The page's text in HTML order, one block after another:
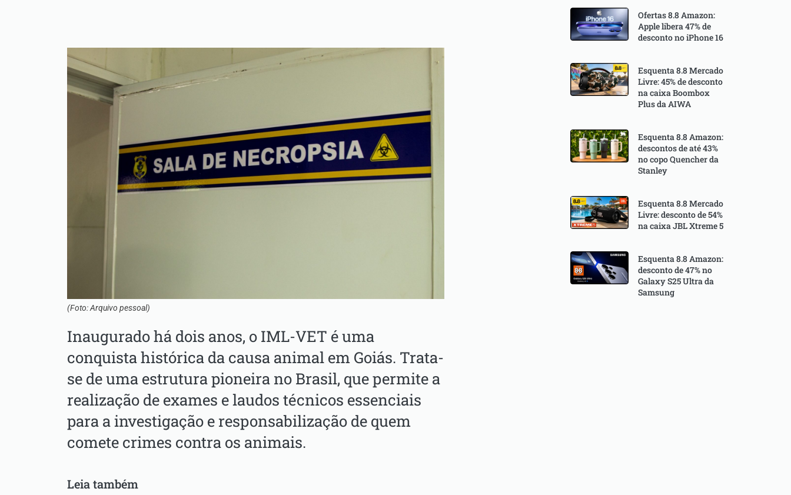
(Foto: Arquivo pessoal)
Inaugurado há dois anos, o IML-VET é uma
conquista histórica da causa animal em Goiás. Trata-
se de uma estrutura pioneira no Brasil, que permite a
realização de exames e laudos técnicos essenciais
para a investigação e responsabilização de quem
comete crimes contra os animais.
Leia também
Ofertas 8.8 Amazon:
Apple libera 47% de
desconto no iPhone 16
Esquenta 8.8 Mercado
Livre: 45% de desconto
na caixa Boombox
Plus da AIWA
Esquenta 8.8 Amazon:
descontos de até 43%
no copo Quencher da
Stanley
Esquenta 8.8 Mercado
Livre: desconto de 54%
na caixa JBL Xtreme 5
Esquenta 8.8 Amazon:
desconto de 47% no
Galaxy S25 Ultra da
Samsung